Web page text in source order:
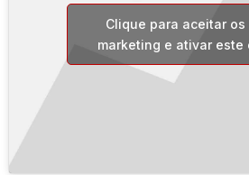
Clique para aceitar os
marketing e ativar este